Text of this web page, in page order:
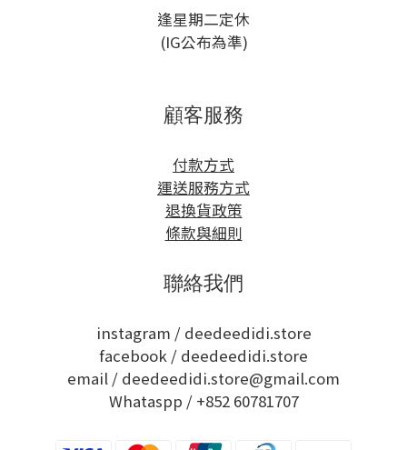
逢星期二定休
(IG公布為準)
顧客服務
付款方式
運送服務方式
退換貨政策
條款與細則
聯絡我們
instagram / deedeedidi.store
facebook / deedeedidi.store
email / deedeedidi.store@gmail.com
Whataspp / +852 60781707